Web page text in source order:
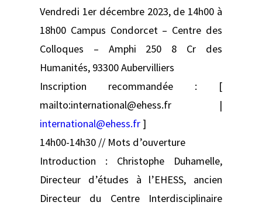
Vendredi 1er décembre 2023, de 14h00 à
18h00 Campus Condorcet – Centre des
Colloques – Amphi 250 8 Cr des
Humanités, 93300 Aubervilliers
Inscription recommandée : [
mailto:international@ehess.fr |
international@ehess.fr]
14h00-14h30 // Mots d’ouverture
Introduction : Christophe Duhamelle,
Directeur d’études à l’EHESS, ancien
Directeur du Centre Interdisciplinaire